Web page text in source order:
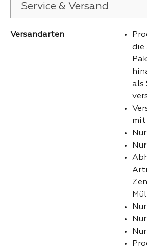
Service & Versand
Versandarten
die
als
mit